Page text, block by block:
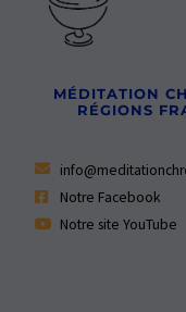
MÉDITATION
RÉGIONS
Notre Facebook
Notre site YouTube